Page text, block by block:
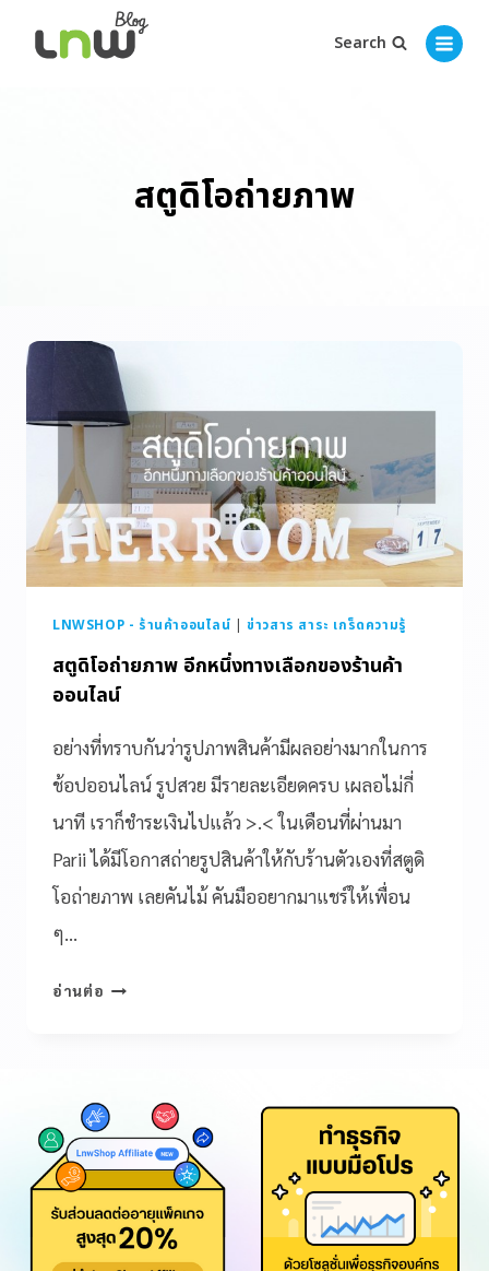
Search
สตูดิโอถ่ายภาพ
LNWSHOP - ร้านค้าออนไลน์ |ข่าวสาร สาระ เกร็ดความรู้
สตูดิโอถ่ายภาพ อีกหนึ่งทางเลือกของร้านค้า
ออนไลน์
อย่างที่ทราบกันว่ารูปภาพสินค้ามีผลอย่างมากในการ
ช้อปออนไลน์ รูปสวย มีรายละเอียดครบ เผลอไม่กี่
นาที เราก็ชำระเงินไปแล้ว >.< ในเดือนที่ผ่านมา
Parii ได้มีโอกาสถ่ายรูปสินค้าให้กับร้านตัวเองที่สตูดิ
โอถ่ายภาพ เลยคันไม้ คันมืออยากมาแชร์ให้เพื่อน
ๆ…
อ่านต่อ